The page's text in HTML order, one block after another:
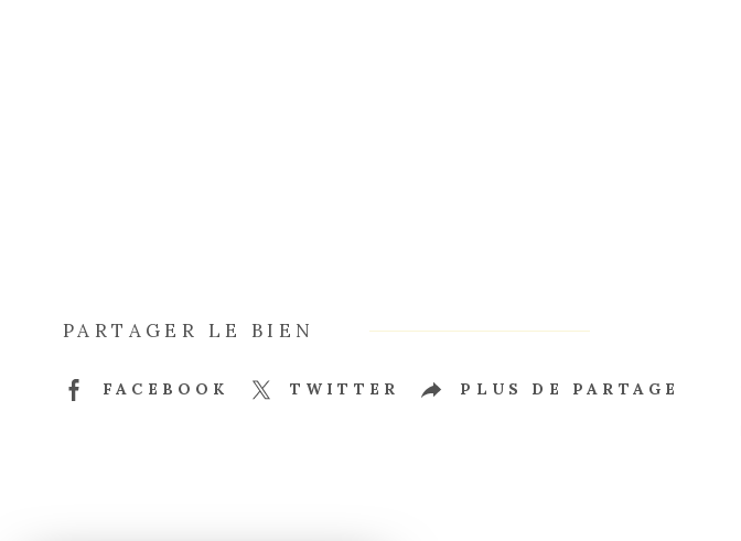
PARTAGER LE BIEN
FACEBOOK TWITTER PLUS DE PARTAGE